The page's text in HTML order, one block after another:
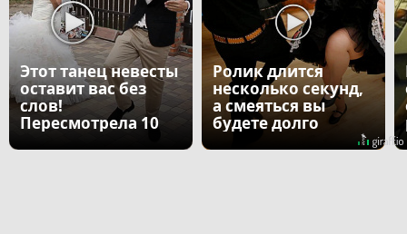
Этот танец невесты
оставит вас без
слов!
Пересмотрела 10
Ролик длится
несколько секунд,
а смеяться вы
будете долго